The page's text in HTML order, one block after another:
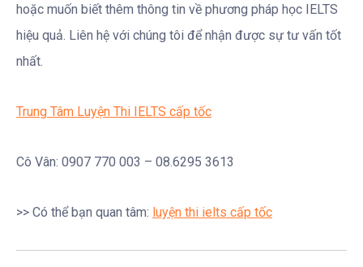
hoặc muốn biết thêm thông tin về phương pháp học IELTS
hiệu quả. Liên hệ với chúng tôi để nhận được sự tư vấn tốt
nhất.
Trung Tâm Luyện Thi IELTS cấp tốc
Cô Vân: 0907 770 003 – 08.6295 3613
>> Có thể bạn quan tâm: luyện thi ielts cấp tốc